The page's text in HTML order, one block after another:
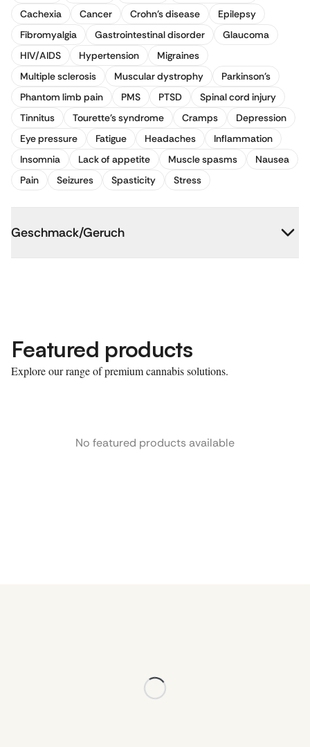
Cachexia
Cancer Crohn's disease
Epilepsy
Fibromyalgia
Gastrointestinal disorder
Glaucoma
HIV/AIDS
Hypertension
Migraines
Multiple sclerosis
Muscular dystrophy
Parkinson's
Phantom limb pain
PMS PTSD
Spinal cord injury
Tinnitus
Tourette's syndrome Cramps
Depression
Eye pressure
Fatigue Headaches
Inflammation
Insomnia
Lack of appetite Muscle spasms
Nausea
Pain
Seizures Spasticity Stress
Geschmack/Geruch
Featured products
Explore our range of premium cannabis solutions.
No featured products available